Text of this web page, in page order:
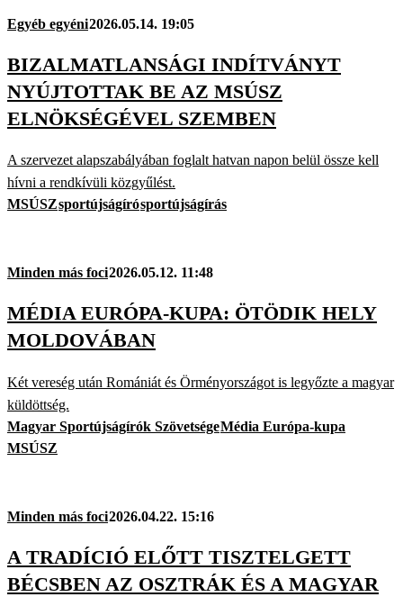
Egyéb egyéni2026.05.14. 19:05
BIZALMATLANSÁGI INDÍTVÁNYT
NYÚJTOTTAK BE AZ MSÚSZ
ELNÖKSÉGÉVEL SZEMBEN
A szervezet alapszabályában foglalt hatvan napon belül össze kell
hívni a rendkívüli közgyűlést.
MSÚSZsportújságírósportújságírás
Minden más foci2026.05.12. 11:48
MÉDIA EURÓPA-KUPA: ÖTÖDIK HELY
MOLDOVÁBAN
Két vereség után Romániát és Örményországot is legyőzte a magyar
küldöttség.
Magyar Sportújságírók SzövetségeMédia Európa-kupa
MSÚSZ
Minden más foci2026.04.22. 15:16
A TRADÍCIÓ ELŐTT TISZTELGETT
BÉCSBEN AZ OSZTRÁK ÉS A MAGYAR